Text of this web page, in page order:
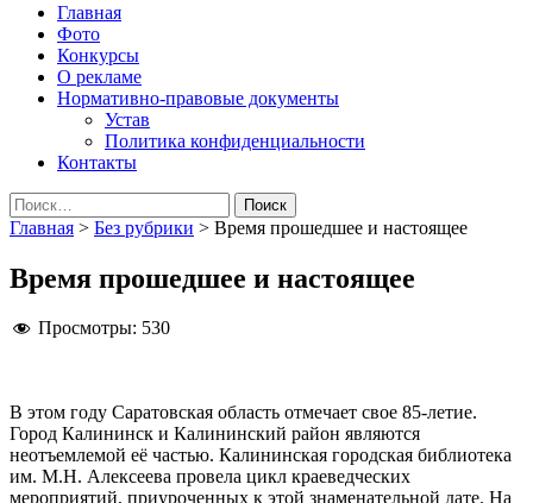
Народная трибуна
Калининская районная газета
Главная
Фото
Конкурсы
О рекламе
Нормативно-правовые документы
Устав
Политика конфиденциальности
Контакты
Найти:
Главная > Без рубрики > Время прошедшее и настоящее
Время прошедшее и настоящее
Просмотры: 530
В этом году Саратовская область отмечает свое 85-летие.
Город Калининск и Калининский район являются
неотъемлемой её частью. Калининская городская библиотека
им. М.Н. Алексеева провела цикл краеведческих
мероприятий, приуроченных к этой знаменательной дате. На